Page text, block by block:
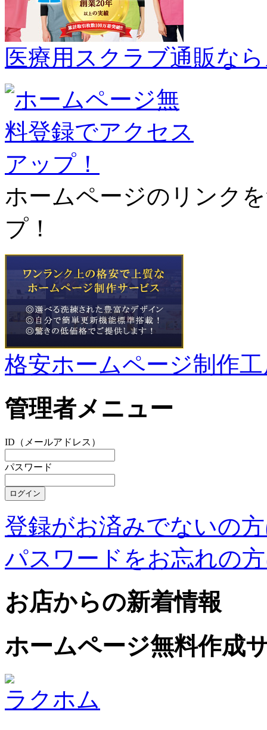
医療用スクラブ通販な
ホームページのリンク
プ！
格安ホームページ制作
管理者メニュー
ID（メールアドレス）
パスワード
登録がお済みでないの
パスワードをお忘れの
お店からの新着情報
ホームページ無料作成
ラクホム